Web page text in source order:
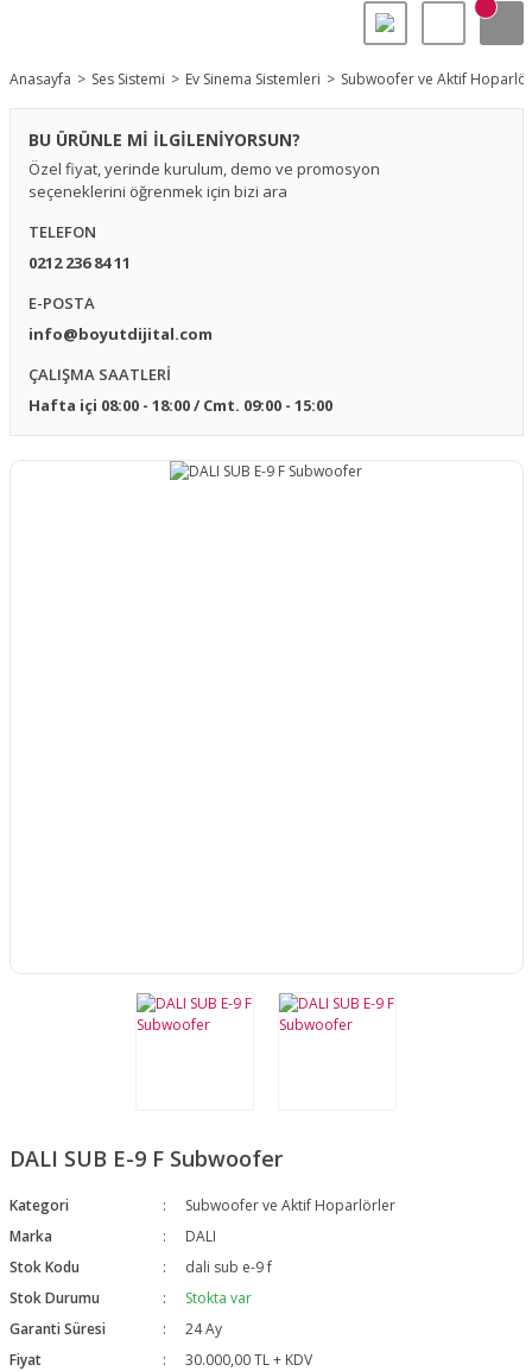
Anasayfa Ses Sistemi Ev Sinema Sistemleri Subwoofer ve Aktif
BU ÜRÜNLE Mİ İLGİLENİYORSUN?
Özel fiyat, yerinde kurulum, demo ve promosyon
seçeneklerini öğrenmek için bizi ara
TELEFON
0212 236 84 11
E-POSTA
info@boyutdijital.com
ÇALIŞMA SAATLERİ
Hafta içi 08:00 - 18:00 / Cmt. 09:00 - 15:00
DALI SUB E-9 F Subwoofer
Kategori
Subwoofer ve Aktif Hoparlörler
Marka
DALI
Stok Kodu
dali sub e-9 f
Stok Durumu
Stokta var
Garanti Süresi
24 Ay
Fiyat
30.000,00 TL + KDV